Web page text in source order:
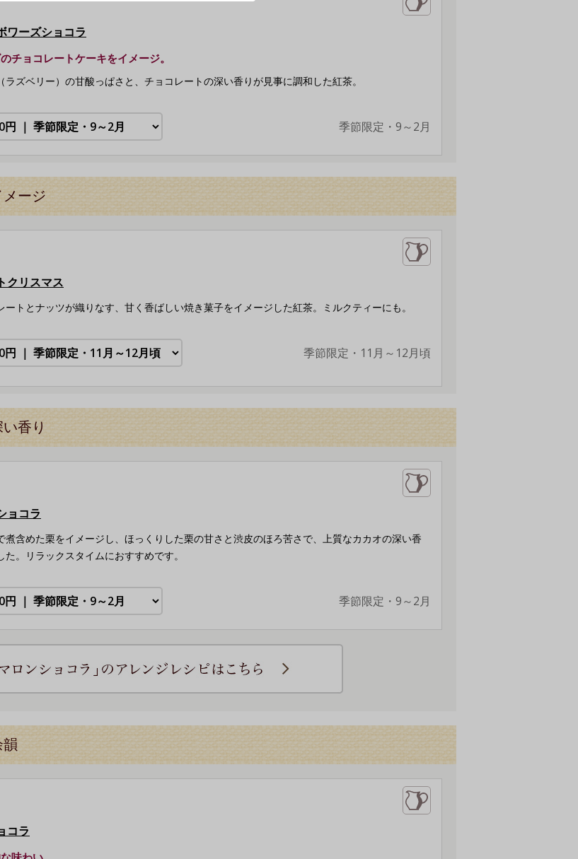
ワーズショコラ
チョコレートケーキをイメージ。
ラズベリー）の甘酸っぱさと、チョコレートの深い香りが見事に調和した紅茶。
季節限定・9～2月
メージ
クリスマス
ートとナッツが織りなす、甘く香ばしい焼き菓子をイメージした紅茶。ミルクティーにも。
季節限定・11月～12月頃
い香り
ョコラ
煮含めた栗をイメージし、ほっくりした栗の甘さと渋皮のほろ苦さで、上質なカカオの深い香
た。リラックスタイムにおすすめです。
季節限定・9～2月
韻
コラ